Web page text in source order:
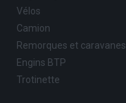
Vélos
Camion
Remorques et caravanes
Engins BTP
Trotinette